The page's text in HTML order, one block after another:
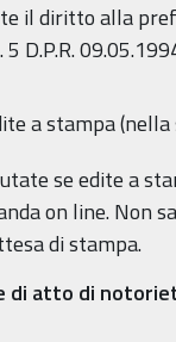
il diritto alla
D.P.R.
a stampa (nella
se edite a
on line. Non
di stampa.
di atto di